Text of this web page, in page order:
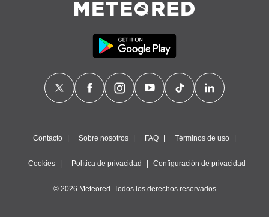
Contacto Sobre nosotros FAQ Términos de uso
Cookies Política de privacidad Configuración de privacidad
© 2026 Meteored. Todos los derechos reservados